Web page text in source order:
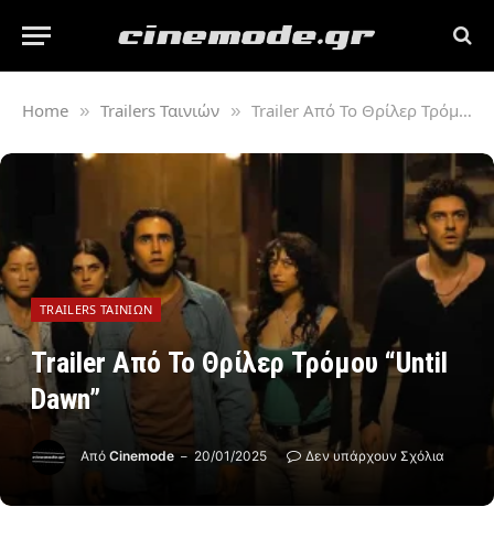
Home » Trailers Ταινιών » Trailer Από Το Θρίλερ Τρόμου “Until Dawn”
TRAILERS ΤΑΙΝΙΏΝ
Trailer Από Το Θρίλερ Τρόμου “Until
Dawn”
Από Cinemode 20/01/2025 Δεν υπάρχουν Σχόλια